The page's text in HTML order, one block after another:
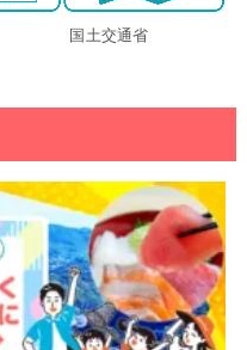
国土交通省